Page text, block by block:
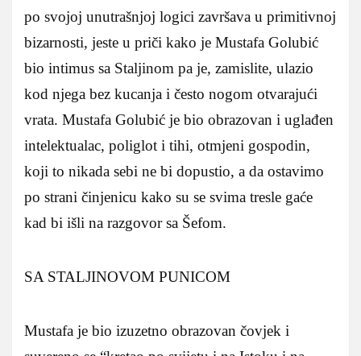
po svojoj unutrašnjoj logici završava u primitivnoj
bizarnosti, jeste u priči kako je Mustafa Golubić
bio intimus sa Staljinom pa je, zamislite, ulazio
kod njega bez kucanja i često nogom otvarajući
vrata. Mustafa Golubić je bio obrazovan i uglađen
intelektualac, poliglot i tihi, otmjeni gospodin,
koji to nikada sebi ne bi dopustio, a da ostavimo
po strani činjenicu kako su se svima tresle gaće
kad bi išli na razgovor sa Šefom.
SA STALJINOVOM PUNICOM
Mustafa je bio izuzetno obrazovan čovjek i